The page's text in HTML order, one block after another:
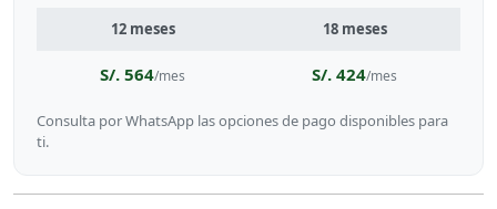
12 meses 18 meses
S/. 564/mes S/. 424/mes
Consulta por WhatsApp las opciones de pago disponibles para
ti.